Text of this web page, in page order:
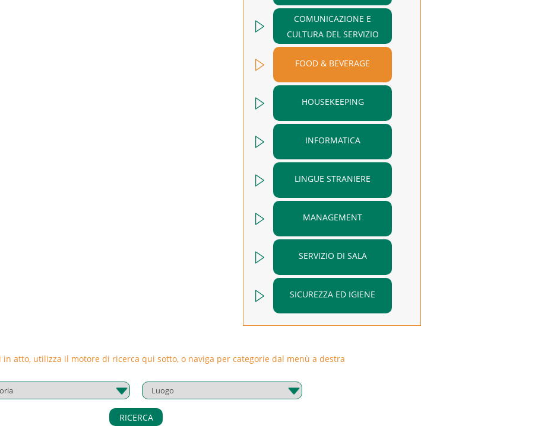
COMUNICAZIONE E
CULTURA DEL SERVIZIO
FOOD & BEVERAGE
HOUSEKEEPING
INFORMATICA
LINGUE STRANIERE
MANAGEMENT
SERVIZIO DI SALA
SICUREZZA ED IGIENE
in atto, utilizza il motore di ricerca qui sotto, o naviga per categorie dal menù a destra
RICERCA